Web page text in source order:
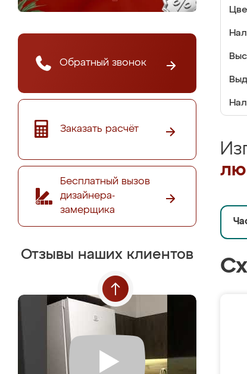
Обратный звонок
Заказать расчёт
Бесплатный вызов
дизайнера-
замерщика
Отзывы наших клиентов